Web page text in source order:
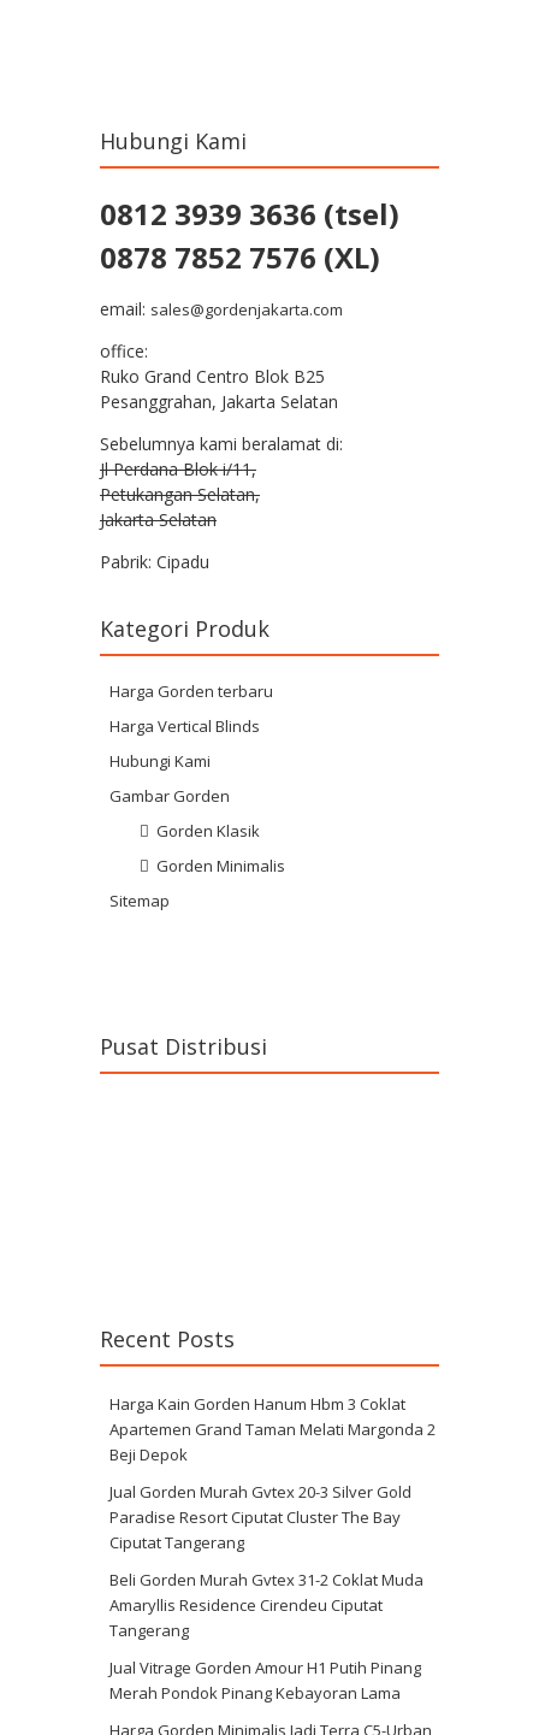
Hubungi Kami
0812 3939 3636 (tsel)
0878 7852 7576 (XL)
email: sales@gordenjakarta.com
office:
Ruko Grand Centro Blok B25
Pesanggrahan, Jakarta Selatan
Sebelumnya kami beralamat di:
Jl Perdana Blok i/11,
Petukangan Selatan,
Jakarta Selatan
Pabrik: Cipadu
Kategori Produk
Harga Gorden terbaru
Harga Vertical Blinds
Hubungi Kami
Gambar Gorden
Gorden Klasik
Gorden Minimalis
Sitemap
Pusat Distribusi
Recent Posts
Harga Kain Gorden Hanum Hbm 3 Coklat
Apartemen Grand Taman Melati Margonda 2
Beji Depok
Jual Gorden Murah Gvtex 20-3 Silver Gold
Paradise Resort Ciputat Cluster The Bay
Ciputat Tangerang
Beli Gorden Murah Gvtex 31-2 Coklat Muda
Amaryllis Residence Cirendeu Ciputat
Tangerang
Jual Vitrage Gorden Amour H1 Putih Pinang
Merah Pondok Pinang Kebayoran Lama
Harga Gorden Minimalis Jadi Terra C5-Urban